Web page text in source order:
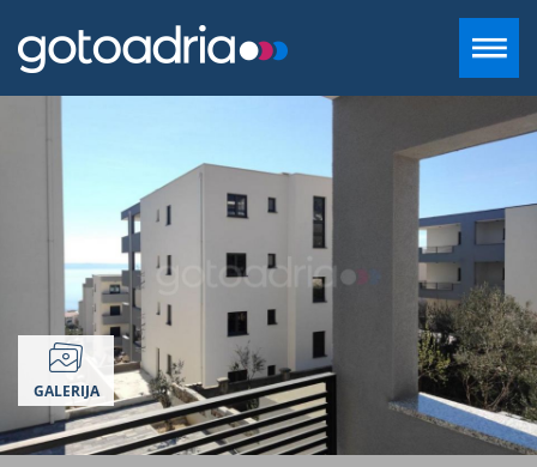
DESTINACIJE
CONTACT
+385 97 720 2882
INFO@GOTOADRIA.COM
GALERIJA